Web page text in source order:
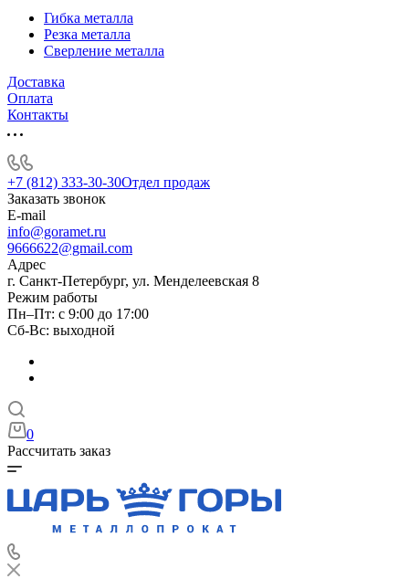
Гибка металла
Резка металла
Сверление металла
Доставка
Оплата
Контакты
+7 (812) 333-30-30Отдел продаж
Заказать звонок
E-mail
info@goramet.ru
9666622@gmail.com
Адрес
г. Санкт-Петербург, ул. Менделеевская 8
Режим работы
Пн–Пт: с 9:00 до 17:00
Сб-Вс: выходной
0
Рассчитать заказ